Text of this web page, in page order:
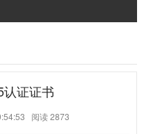
证证书
阅读2873